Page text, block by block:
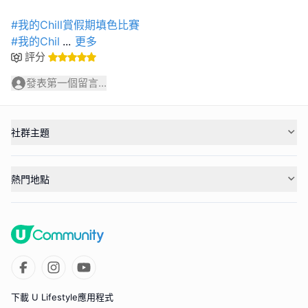
#我的Chill賞假期填色比賽
#我的Chil ... 更多
評分
發表第一個留言...
社群主題
熱門地點
下載 U Lifestyle應用程式